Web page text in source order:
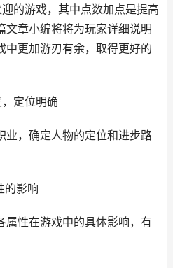
的游戏，其中点数加点是提高
文章小编将将为玩家详细说明
中更加游刃有余，取得更好的
定位明确
业，确定人物的定位和进步路
影响
属性在游戏中的具体影响，有